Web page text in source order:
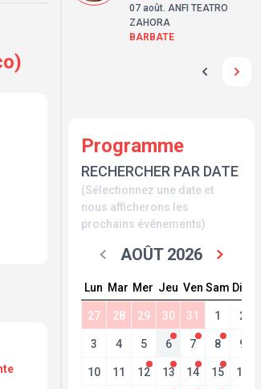
07 août. ANFI TEATRO
ZAHORA
BARBATE
Programme
RECHERCHER PAR DATE
(Sélectionnez une date et
nous afficherons les
prochains événements)
AOÛT 2026
Lun Mar Mer Jeu Ven Sam Dim
27 28 29 30 31 1 2
3 4 5 6 7 8 9
10 11 12 13 14 15 16